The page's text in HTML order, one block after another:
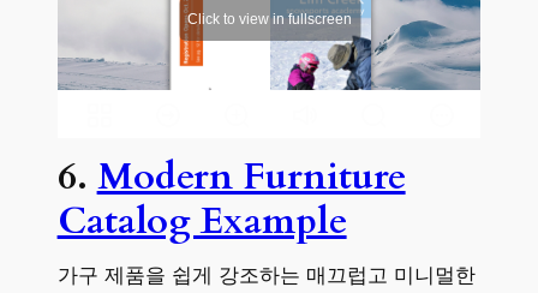
6. Modern Furniture
Catalog Example
가구 제품을 쉽게 강조하는 매끄럽고 미니멀한